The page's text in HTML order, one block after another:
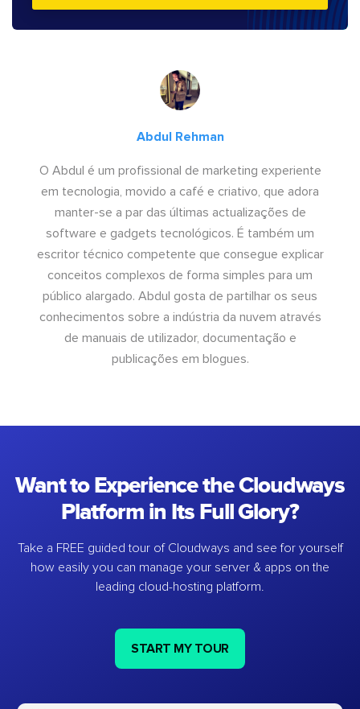
Abdul Rehman
O Abdul é um profissional de marketing experiente
em tecnologia, movido a café e criativo, que adora
manter-se a par das últimas actualizações de
software e gadgets tecnológicos. É também um
escritor técnico competente que consegue explicar
conceitos complexos de forma simples para um
público alargado. Abdul gosta de partilhar os seus
conhecimentos sobre a indústria da nuvem através
de manuais de utilizador, documentação e
publicações em blogues.
Want to Experience the Cloudways
Platform in Its Full Glory?
Take a FREE guided tour of Cloudways and see for yourself
how easily you can manage your server & apps on the
leading cloud-hosting platform.
START MY TOUR